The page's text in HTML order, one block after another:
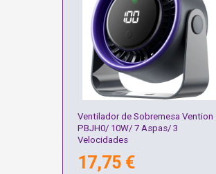
Ventilador de Sobremesa Vention
PBJH0/ 10W/ 7 Aspas/ 3
Velocidades
17,75 €